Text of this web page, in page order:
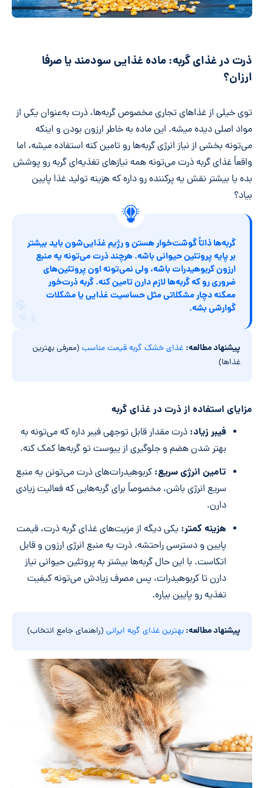
ذرت در غذای گربه: ماده‌ غذایی سودمند یا صرفا
ارزان؟
توی خیلی از غذاهای تجاری مخصوص گربه‌ها، ذرت به‌عنوان یکی از
مواد اصلی دیده میشه. این ماده به خاطر ارزون بودن و اینکه
می‌تونه بخشی از نیاز انرژی گربه‌ها رو تامین کنه استفاده میشه، اما
واقعاً غذای گربه ذرت می‌تونه همه نیازهای تغذیه‌ای گربه رو پوشش
بده یا بیشتر نقش یه پرکننده رو داره که هزینه تولید غذا پایین
بیاد؟
گربه‌ها ذاتاً گوشت‌خوار هستن و رژیم غذایی‌شون باید بیشتر
بر پایه پروتئین حیوانی باشه. هرچند ذرت می‌تونه یه منبع
ارزون کربوهیدرات باشه، ولی نمی‌تونه اون پروتئین‌های
ضروری رو که گربه‌ها لازم دارن تامین کنه. گربه ذرت‌خور
ممکنه دچار مشکلاتی مثل حساسیت غذایی یا مشکلات
گوارشی بشه.
پیشنهاد مطالعه: غذای خشک گربه قیمت مناسب(معرفی بهترین
غذاها)
مزایای استفاده از ذرت در غذای گربه
فیبر زیاد: ذرت مقدار قابل توجهی فیبر داره که می‌تونه به
بهتر شدن هضم و جلوگیری از یبوست تو گربه‌ها کمک کنه.
تامین انرژی سریع: کربوهیدرات‌های ذرت می‌تونن یه منبع
سریع انرژی باشن، مخصوصاً برای گربه‌هایی که فعالیت زیادی
دارن.
هزینه کمتر: یکی دیگه از مزیت‌های غذای گربه ذرت، قیمت
پایین و دسترسی راحتشه. ذرت یه منبع انرژی ارزون و قابل
اتکاست. با این حال گربه‌ها بیشتر به پروتئین حیوانی نیاز
دارن تا کربوهیدرات، پس مصرف زیادش می‌تونه کیفیت
تغذیه رو پایین بیاره.
پیشنهاد مطالعه:بهترین غذای گربه ایرانی(راهنمای جامع انتخاب)